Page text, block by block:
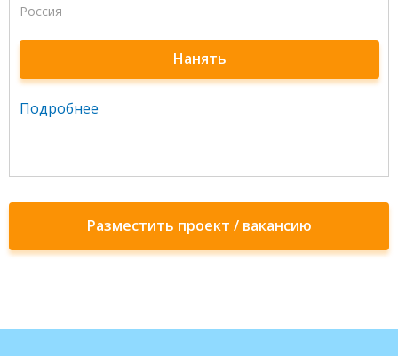
Россия
Нанять
Подробнее
Разместить проект / вакансию